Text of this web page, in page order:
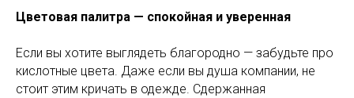
Цветовая палитра — спокойная и уверенная
Если вы хотите выглядеть благородно — забудьте про
кислотные цвета. Даже если вы душа компании, не
стоит этим кричать в одежде. Сдержанная